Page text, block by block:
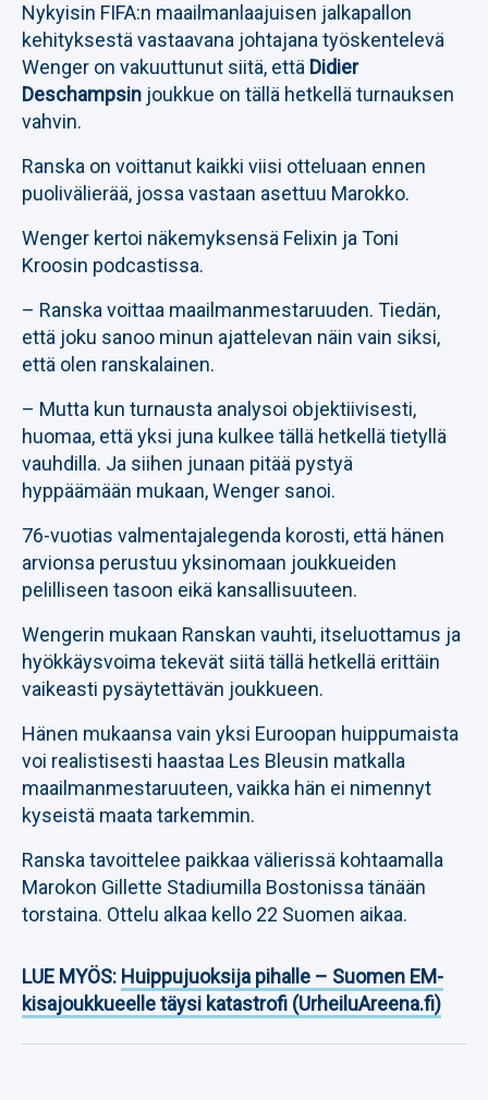
Nykyisin FIFA:n maailmanlaajuisen jalkapallon
kehityksestä vastaavana johtajana työskentelevä
Wenger on vakuuttunut siitä, että Didier
Deschampsin joukkue on tällä hetkellä turnauksen
vahvin.
Ranska on voittanut kaikki viisi otteluaan ennen
puolivälierää, jossa vastaan asettuu Marokko.
Wenger kertoi näkemyksensä Felixin ja Toni
Kroosin podcastissa.
– Ranska voittaa maailmanmestaruuden. Tiedän,
että joku sanoo minun ajattelevan näin vain siksi,
että olen ranskalainen.
– Mutta kun turnausta analysoi objektiivisesti,
huomaa, että yksi juna kulkee tällä hetkellä tietyllä
vauhdilla. Ja siihen junaan pitää pystyä
hyppäämään mukaan, Wenger sanoi.
76-vuotias valmentajalegenda korosti, että hänen
arvionsa perustuu yksinomaan joukkueiden
pelilliseen tasoon eikä kansallisuuteen.
Wengerin mukaan Ranskan vauhti, itseluottamus ja
hyökkäysvoima tekevät siitä tällä hetkellä erittäin
vaikeasti pysäytettävän joukkueen.
Hänen mukaansa vain yksi Euroopan huippumaista
voi realistisesti haastaa Les Bleusin matkalla
maailmanmestaruuteen, vaikka hän ei nimennyt
kyseistä maata tarkemmin.
Ranska tavoittelee paikkaa välierissä kohtaamalla
Marokon Gillette Stadiumilla Bostonissa tänään
torstaina. Ottelu alkaa kello 22 Suomen aikaa.
LUE MYÖS: Huippujuoksija pihalle – Suomen EM-
kisajoukkueelle täysi katastrofi (UrheiluAreena.fi)